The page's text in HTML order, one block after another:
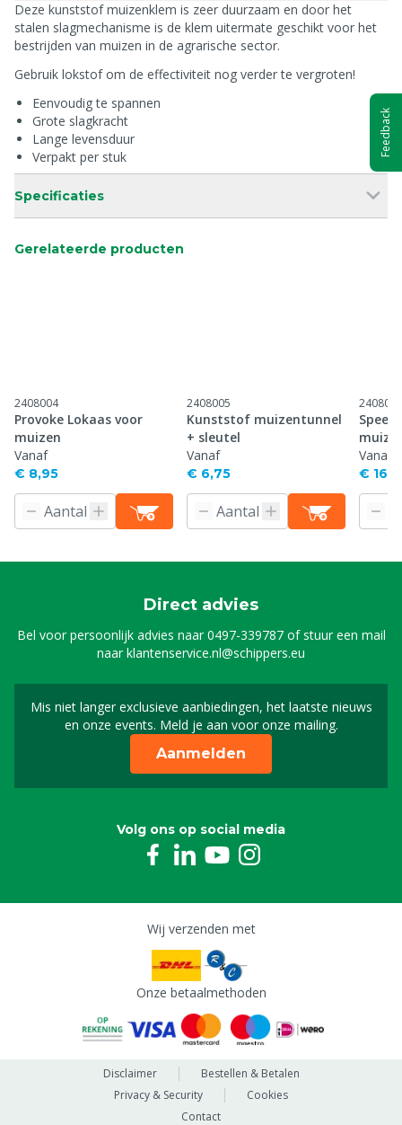
Deze kunststof muizenklem is zeer duurzaam en door het
stalen slagmechanisme is de klem uitermate geschikt voor het
bestrijden van muizen in de agrarische sector.
Gebruik lokstof om de effectiviteit nog verder te vergroten!
Eenvoudig te spannen
Grote slagkracht
Lange levensduur
Verpakt per stuk
Specificaties
Gerelateerde producten
2408004
Provoke Lokaas voor
muizen
Vanaf
€ 8,95
2408005
Kunststof muizentunnel
+ sleutel
Vanaf
€ 6,75
2408043
Vanaf
€
Direct advies
Bel voor persoonlijk advies naar0497-339787of stuur een mail
naarklantenservice.nl@schippers.eu
Mis niet langer exclusieve aanbiedingen, het laatste nieuws
en onze events. Meld je aan voor onze mailing.
Schrijf je in voor onze
Aanmelden
Volg ons op social media
Wij verzenden met
Onze betaalmethoden
Disclaimer
Bestellen & Betalen
Privacy & Security
Cookies
Contact
Feedback